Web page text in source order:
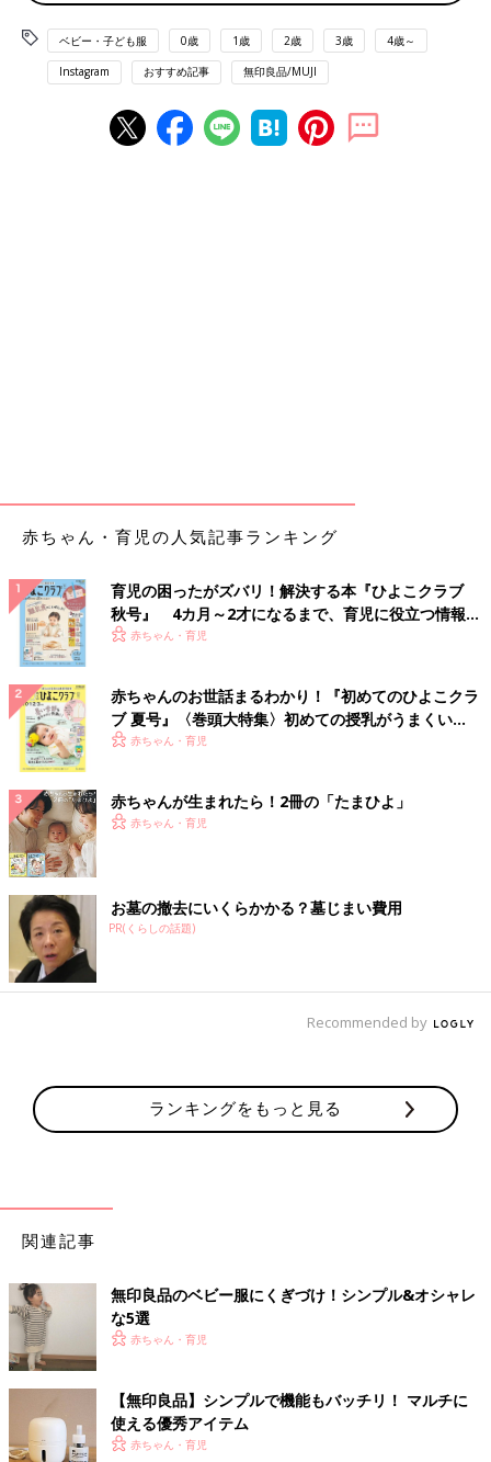
出典：Instagramアカウント「qchu.102579」
こちらのドットTシャツを購入したasuka.さん。三姉妹でおそろ
いコーデにしたようですよ。無印良品はサイズ展開が幅広いの
で、きょうだいで揃えられるのが良いですよね。
動物柄がキュート！あらいぐまTシャツ
ベビー・子ども服 0歳 1歳 2歳 3歳 4歳～
Instagram おすすめ記事 無印良品/MUJI
赤ちゃん・育児の人気記事ランキング
育児の困ったがズバリ！解決する本『ひよこクラブ
秋号』 4カ月～2才になるまで、育児に役立つ情報が
いっぱい！
赤ちゃん・育児
赤ちゃんのお世話まるわかり！『初めてのひよこクラ
ブ 夏号』〈巻頭大特集〉初めての授乳がうまくい
く！ おっぱい・ミルクの基本と夏のトラブル 解決テ
赤ちゃん・育児
赤ちゃんが生まれたら！2冊の「たまひよ」
赤ちゃん・育児
お墓の撤去にいくらかかる？墓じまい費用
PR(くらしの話題)
Recommended by
ランキングをもっと見る
関連記事
無印良品のベビー服にくぎづけ！シンプル&オシャレ
な5選
赤ちゃん・育児
【無印良品】シンプルで機能もバッチリ！ マルチに
使える優秀アイテム
赤ちゃん・育児